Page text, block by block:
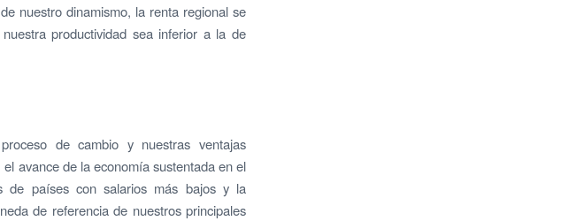
nuestro dinamismo, la renta regional se
productividad sea inferior a la de
de cambio y nuestras ventajas
avance de la economía sustentada en el
de países con salarios más bajos y la
de referencia de nuestros principales